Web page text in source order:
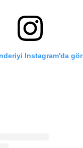
Instagram'da gör